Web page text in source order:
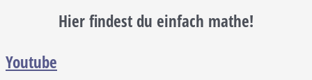
Hier findest du einfach mathe!
Youtube